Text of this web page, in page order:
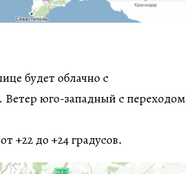
будет облачно с
юго-западный с переходом
+22 до +24 градусов.